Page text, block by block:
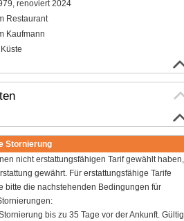
renoviert 2024
Restaurant
Kaufmann
Stornierung
nicht erstattungsfähigen Tarif gewählt haben,
gewährt. Für erstattungsfähige Tarife
bitte die nachstehenden Bedingungen für
bis zu 35 Tage vor der Ankunft. Gültig